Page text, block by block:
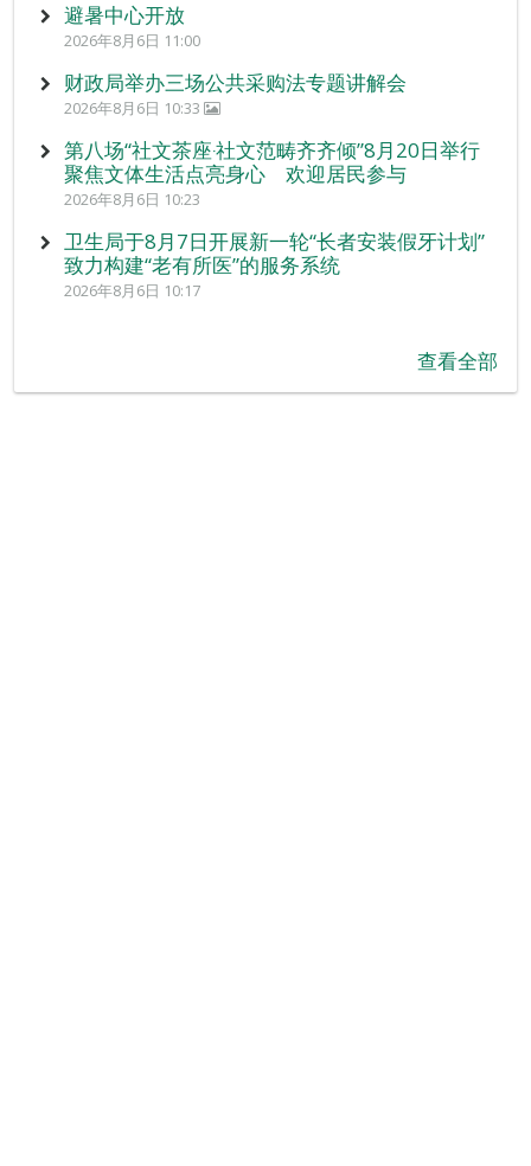
避暑中心开放
2026年8月6日 11:00
财政局举办三场公共采购法专题讲解会
2026年8月6日 10:33
第八场“社文茶座‧社文范畴齐齐倾”8月20日举行
聚焦文体生活点亮身心 欢迎居民参与
2026年8月6日 10:23
卫生局于8月7日开展新一轮“长者安装假牙计划”
致力构建“老有所医”的服务系统
2026年8月6日 10:17
查看全部